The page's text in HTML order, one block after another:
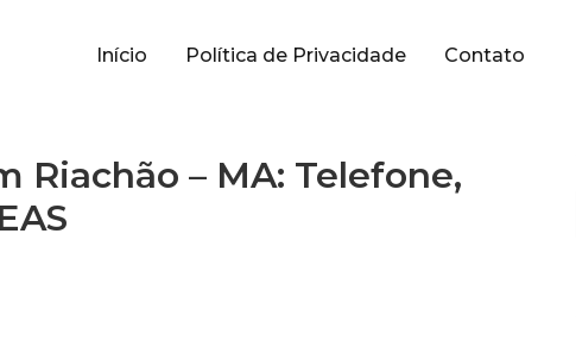
Início Política de Privacidade Contato
Riachão – MA: Telefone,